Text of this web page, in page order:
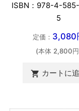
ISBN：978-4-
5
定価： 3,080
(本体 2,800
 カートに